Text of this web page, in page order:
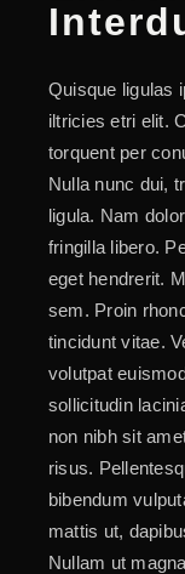
Quisque ligulas
iltricies etri elit.
torquent per
Nulla nunc dui,
ligula. Nam
fringilla libero.
eget hendrerit.
sem. Proin
tincidunt vitae.
volutpat
sollicitudin
non nibh sit
risus.
bibendum
mattis ut,
Nullam ut